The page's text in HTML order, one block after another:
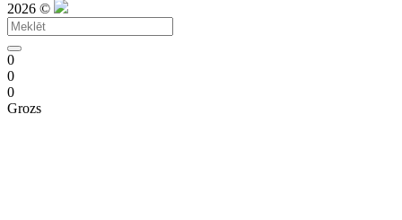
2026 ©
0
0
0
Grozs